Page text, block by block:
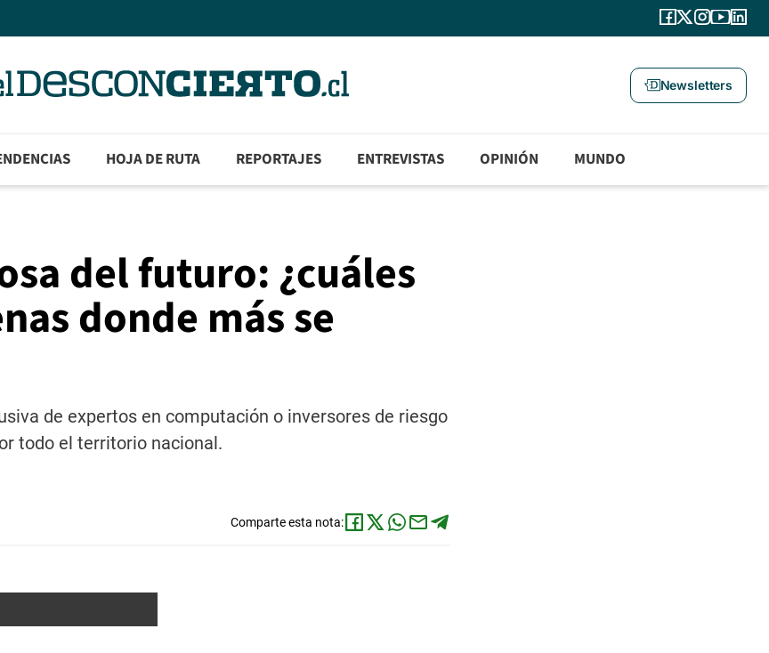
Newsletters
HOJA DE RUTA REPORTAJES ENTREVISTAS OPINIÓN MUNDO
del futuro: ¿cuáles
donde más se
de expertos en computación o inversores de riesgo
todo el territorio nacional.
Comparte esta nota: